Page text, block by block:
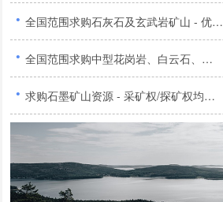
· 全国范围求购石灰石及玄武岩矿山 - 优先华北、陕西地区，证件齐全，交通便利，开放多种合作模式...
· 全国范围求购中型花岗岩、白云石、辉绿岩、石灰石矿山 - 证件齐全...
· 求购石墨矿山资源 - 采矿权/探矿权均可，无纠纷，具备开采前景，多种合作方式，有意者电联...